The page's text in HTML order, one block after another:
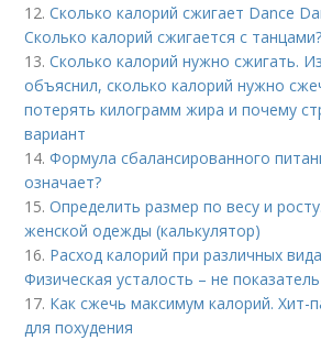
12.Сколько калорий сжигает Dance
Сколько калорий сжигается с танцами?
13.Сколько калорий нужно сжигать.
объяснил, сколько калорий нужно
потерять килограмм жира и почему
вариант
14.Формула сбалансированного
означает?
15.Определить размер по весу и
женской одежды (калькулятор)
16. Расход калорий при различных
Физическая усталость – не
17. Как сжечь максимум калорий. Хит-
для похудения